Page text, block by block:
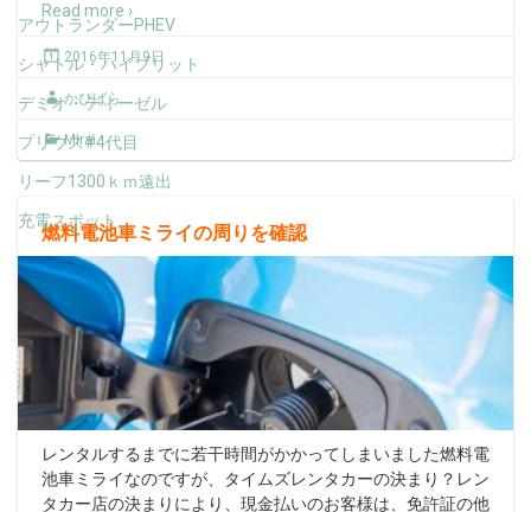
アウトランダーPHEV
シャトル・ハイブリット
デミオ・ディーゼル
プリウス#4代目
リーフ1300ｋｍ遠出
充電スポット
Read more ›
2016年11月9日
かぴばら
MIrai
燃料電池車ミライの周りを確認
レンタルするまでに若干時間がかかってしまいました燃料電
池車ミライなのですが、タイムズレンタカーの決まり？レン
タカー店の決まりにより、現金払いのお客様は、免許証の他